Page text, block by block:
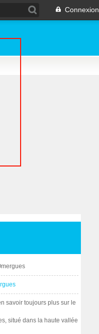
Connexion
savoir toujours plus sur le
situé dans la haute vallée